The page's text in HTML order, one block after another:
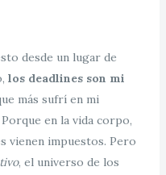
desde un lugar de
los deadlines son mi
más sufrí en mi
en la vida corpo,
vienen impuestos. Pero
, el universo de los